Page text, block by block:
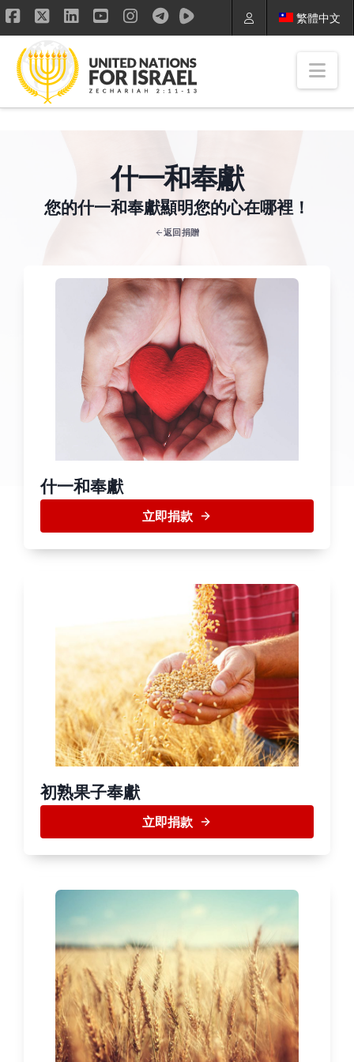
繁體中文
Facebook
X LinkedIn
YouTube
Instagram
什一和奉獻
您的什一和奉獻顯明您的心在哪裡！
返回捐贈
什一和奉獻
立即捐款
初熟果子奉獻
立即捐款